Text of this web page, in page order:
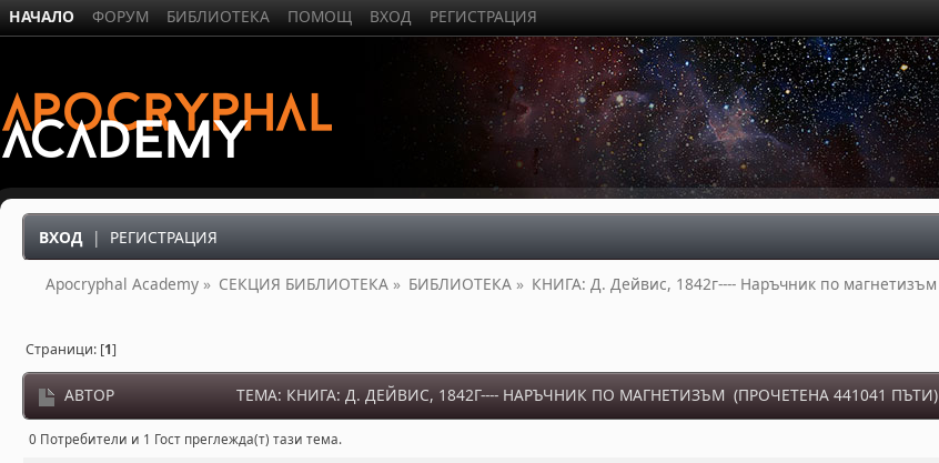
НАЧАЛО ФОРУМ БИБЛИОТЕКА ПОМОЩ ВХОД РЕГИСТРАЦИЯ
ВХОД | РЕГИСТРАЦИЯ
Apocryphal Academy » СЕКЦИЯ БИБЛИОТЕКА » БИБЛИОТЕКА » КНИГА: Д. Дейвис, 1842г---- Наръчник по магнетизъм
Страници: [1]
АВТОР ТЕМА: КНИГА: Д. ДЕЙВИС, 1842Г---- НАРЪЧНИК ПО МАГНЕТИЗЪМ (ПРОЧЕТЕНА 441041 ПЪТИ)
0 Потребители и 1 Гост преглежда(т) тази тема.